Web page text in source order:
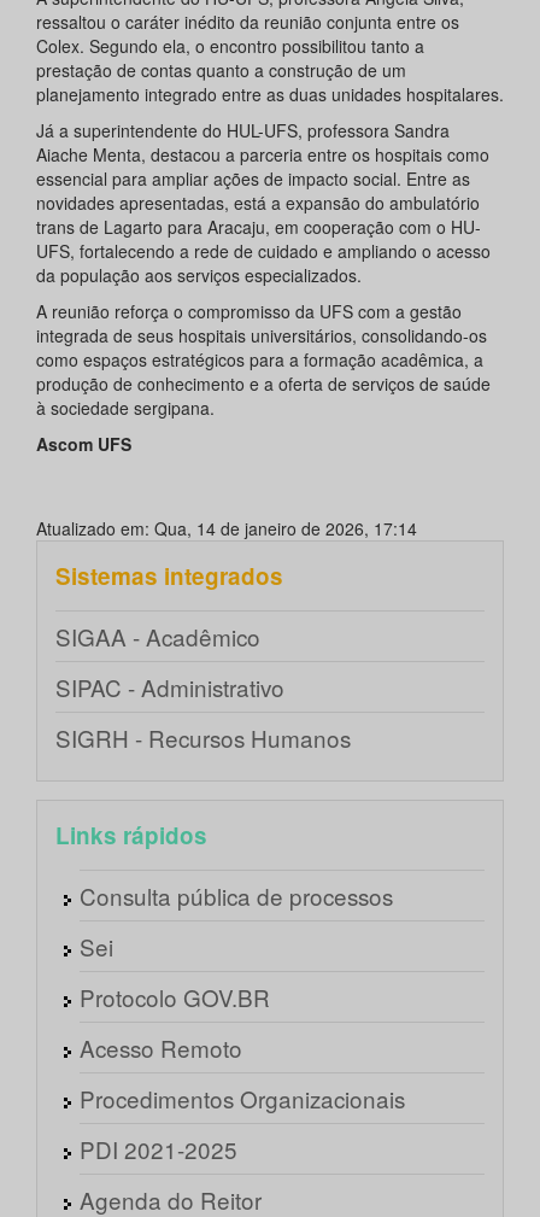
ressaltou o caráter inédito da reunião conjunta entre os
Colex. Segundo ela, o encontro possibilitou tanto a
prestação de contas quanto a construção de um
planejamento integrado entre as duas unidades hospitalares.
Já a superintendente do HUL-UFS, professora Sandra
Aiache Menta, destacou a parceria entre os hospitais como
essencial para ampliar ações de impacto social. Entre as
novidades apresentadas, está a expansão do ambulatório
trans de Lagarto para Aracaju, em cooperação com o HU-
UFS, fortalecendo a rede de cuidado e ampliando o acesso
da população aos serviços especializados.
A reunião reforça o compromisso da UFS com a gestão
integrada de seus hospitais universitários, consolidando-os
como espaços estratégicos para a formação acadêmica, a
produção de conhecimento e a oferta de serviços de saúde
à sociedade sergipana.
Ascom UFS
Atualizado em: Qua, 14 de janeiro de 2026, 17:14
Sistemas integrados
SIGAA - Acadêmico
SIPAC - Administrativo
SIGRH - Recursos Humanos
Links rápidos
Consulta pública de processos
Sei
Protocolo GOV.BR
Acesso Remoto
Procedimentos Organizacionais
PDI 2021-2025
Agenda do Reitor